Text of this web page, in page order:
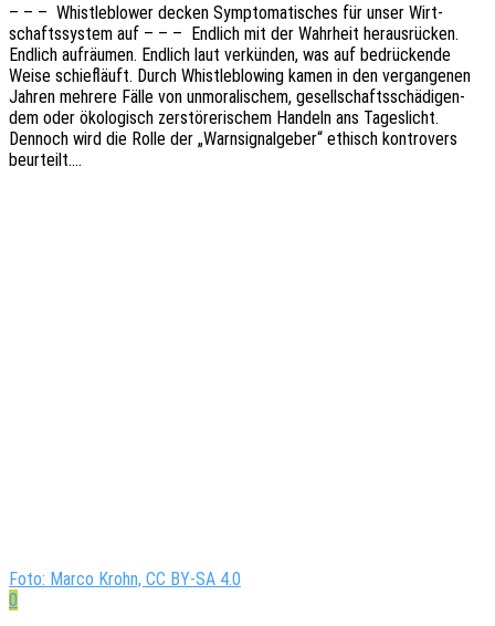
– – – Whist­le­b­lower decken Sympto­ma­ti­sches für unser Wirt­
schafts­sys­tem auf – – – Endlich mit der Wahr­heit heraus­rü­cken.
Endlich aufräu­men. Endlich laut verkün­den, was auf bedrü­cken­de
Weise schief­läuft. Durch Whist­le­b­lo­wing kamen in den vergan­ge­nen
Jahren mehre­re Fälle von unmo­ra­li­schem, gesell­schafts­schä­di­gen­
dem oder ökolo­gisch zerstö­re­ri­schem Handeln ans Tages­licht.
Dennoch wird die Rolle der „Warn­si­gnal­ge­ber“ ethisch kontro­vers
beurteilt.…
Foto: Marco Krohn, CC BY-SA 4.0
0